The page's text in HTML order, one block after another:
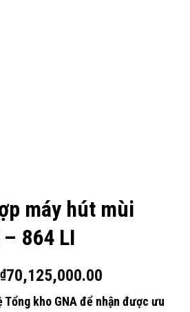
máy hút mùi
864 LI
₫70,125,000.00
Tổng kho GNA để nhận được ưu